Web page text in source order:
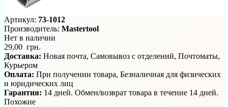
Артикул: 73-1012
Производитель: Mastertool
Нет в наличии
29,00 грн.
Доставка: Новая почта, Самовывоз с отделений, Почтоматы,
Курьером
Оплата: При получении товара, Безналичная для физических
и юридических лиц
Гарантия: 14 дней. Обмен/возврат товара в течение 14 дней.
Похожие